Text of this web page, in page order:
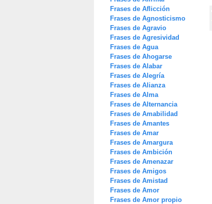
Frases de Aflicción
Frases de Agnosticismo
Frases de Agravio
Frases de Agresividad
Frases de Agua
Frases de Ahogarse
Frases de Alabar
Frases de Alegría
Frases de Alianza
Frases de Alma
Frases de Alternancia
Frases de Amabilidad
Frases de Amantes
Frases de Amar
Frases de Amargura
Frases de Ambición
Frases de Amenazar
Frases de Amigos
Frases de Amistad
Frases de Amor
Frases de Amor propio